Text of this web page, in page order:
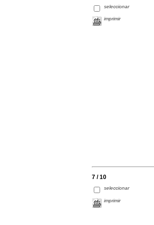
seleccionar
imprimir
7 / 10
seleccionar
imprimir